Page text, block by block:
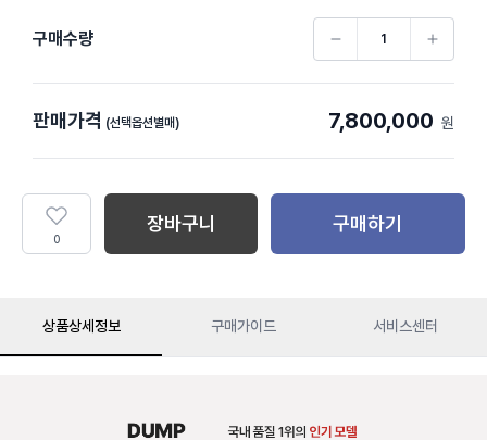
구매수량
판매가격 (선택옵션별매) 7,800,000 원
0
장바구니 구매하기
상품상세정보 구매가이드 서비스센터